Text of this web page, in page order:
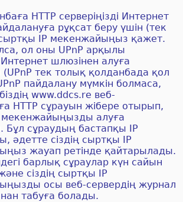
HTTP серверіңізді Интернет
рұқсат беру үшін (тек
IP мекенжайыңыз қажет.
ол оны UPnP арқылы
Интернет шлюзінен алуға
тек толық қолданбада қол
пайдалану мүмкін болмаса,
www.ddcs.re веб-
HTTP сұрауын жібере отырып,
мекенжайыңызды алуға
Бұл сұраудың бастапқы IP
әдетте сіздің сыртқы IP
жауап ретінде қайтарылады.
барлық сұраулар күн сайын
сіздің сыртқы IP
осы веб-сервердің журнал
табуға болады.